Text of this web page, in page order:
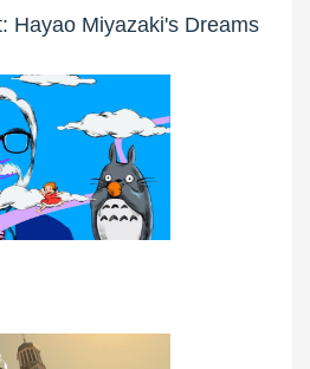
Hayao Miyazaki's Dreams